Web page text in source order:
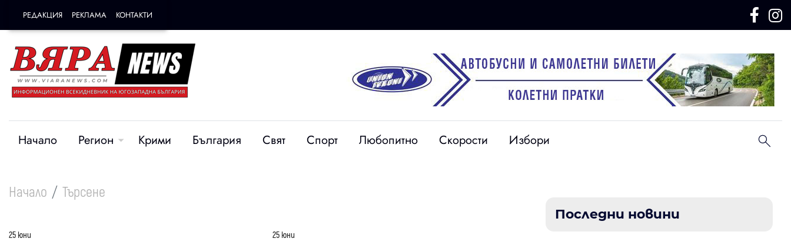
РЕДАКЦИЯ РЕКЛАМА КОНТАКТИ
Начало Регион Крими България Свят Спорт Любопитно Скорости Избори
Начало Търсене
25 юни 25 юни
Последни новини